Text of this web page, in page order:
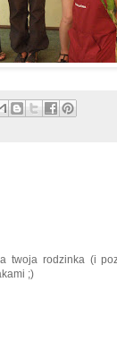
twoja rodzinka (i
;)